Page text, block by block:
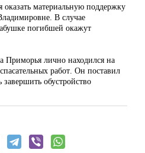
материальную поддержку
В случае
погибшей окажут
Приморья лично находился на
работ. Он поставил
завершить обустройство